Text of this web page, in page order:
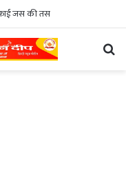
जस की तस